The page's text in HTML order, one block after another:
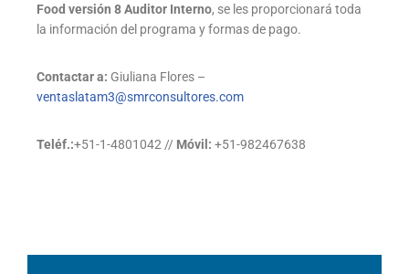
Food versión 8 Auditor Interno, se les proporcionará toda
la información del programa y formas de pago.
Contactar a: Giuliana Flores –
ventaslatam3@smrconsultores.com
Teléf.:+51-1-4801042 // Móvil: +51-982467638